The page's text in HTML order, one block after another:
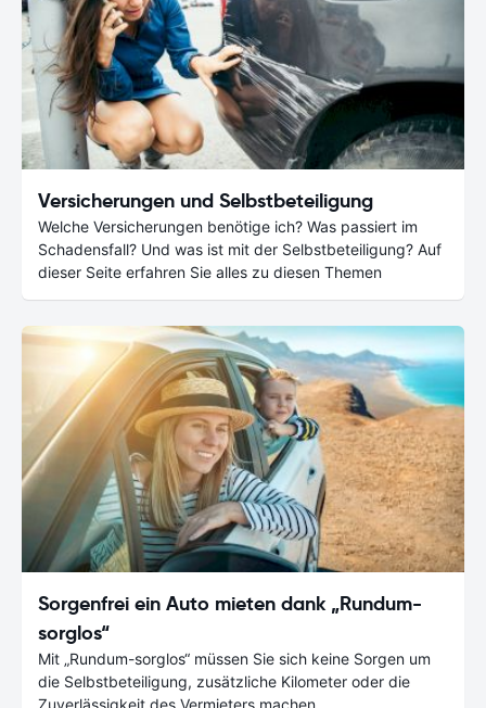
Versicherungen und Selbstbeteiligung
Welche Versicherungen benötige ich? Was passiert im
Schadensfall? Und was ist mit der Selbstbeteiligung? Auf
dieser Seite erfahren Sie alles zu diesen Themen
Sorgenfrei ein Auto mieten dank „Rundum-
sorglos“
Mit „Rundum-sorglos“ müssen Sie sich keine Sorgen um
die Selbstbeteiligung, zusätzliche Kilometer oder die
Zuverlässigkeit des Vermieters machen